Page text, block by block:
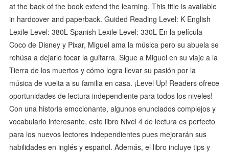
at the back of the book extend the learning. This title is available
in hardcover and paperback. Guided Reading Level: K English
Lexile Level: 380L Spanish Lexile Level: 330L En la película
Coco de Disney y Pixar, Miguel ama la música pero su abuela se
rehúsa a dejarlo tocar la guitarra. Sigue a Miguel en su viaje a la
Tierra de los muertos y cómo logra llevar su pasión por la
música de vuelta a su familia en casa. ¡Level Up! Readers ofrece
oportunidades de lectura independiente para todos los niveles!
Con una historia emocionante, algunos enunciados complejos y
vocabulario interesante, este libro Nivel 4 de lectura es perfecto
para los nuevos lectores independientes pues mejorarán sus
habilidades en inglés y español. Además, el libro incluye tips y